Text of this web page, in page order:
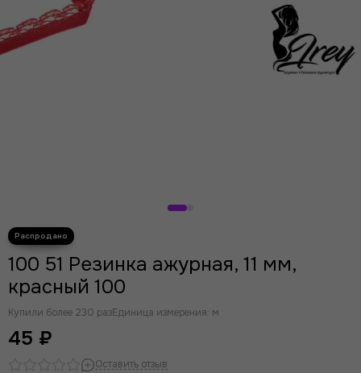
100 51 Резинка ажурная, 11 мм,
красный 100
Купили более 230 разЕдиница измерения: м
45 ₽
Оставить отзыв